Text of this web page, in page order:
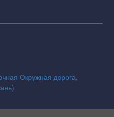
Окружная дорога,